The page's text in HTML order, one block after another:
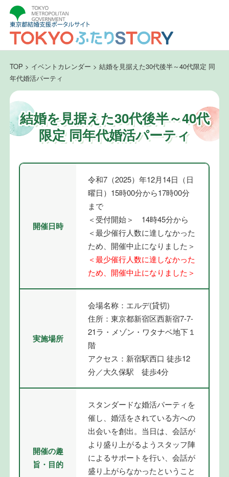
TOP > イベントカレンダー > 結婚を見据えた30代後半～40代限定 同
年代婚活パーティ
結婚を見据えた30代後半～40代
限定 同年代婚活パーティ
開催日時
令和7（2025）年12月14日（日
曜日）15時00分から17時00分
まで
＜受付開始＞ 14時45分から
＜最少催行人数に達しなかった
ため、開催中止になりました＞
＜最少催行人数に達しなかった
ため、開催中止になりました＞
実施場所
会場名称：エルデ(貸切)
住所：東京都新宿区西新宿7-7-
21ラ・メゾン・ワタナベ地下１
階
アクセス：新宿駅西口 徒歩12
分／大久保駅 徒歩4分
開催の趣
旨・目的
スタンダードな婚活パーティを
催し、婚活をされている方への
出会いを創出。当日は、会話が
より盛り上がるようスタッフ陣
によるサポートを行い、会話が
盛り上がらなかったということ